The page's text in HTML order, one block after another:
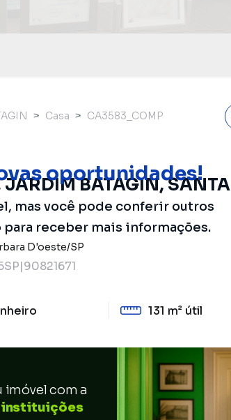
oportunidades!
mas você pode conferir outros
receber mais informações.
Casa CA3583_COMP
JARDIM BATAGIN, SANTA
D'oeste/SP
131 m² útil
imóvel com a
instituições